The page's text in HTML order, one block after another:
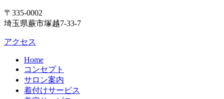
〒335-0002
埼玉県蕨市塚越7-33-7
アクセス
Home
コンセプト
サロン案内
着付けサービス